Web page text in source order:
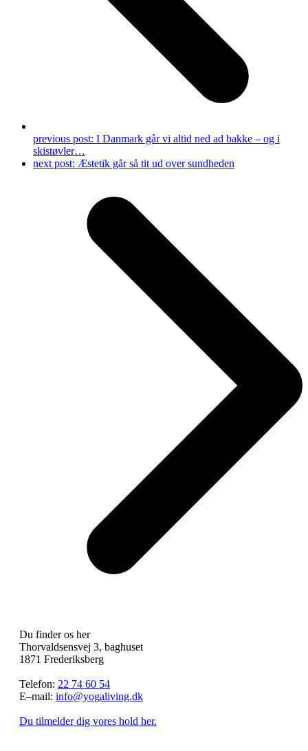
previous post: I Danmark går vi altid ned ad bakke – og i
skistøvler…
next post: Æstetik går så tit ud over sundheden
Du finder os her
Thorvaldsensvej 3, baghuset
1871 Frederiksberg
Telefon: 22 74 60 54
E–mail: info@yogaliving.dk
Du tilmelder dig vores hold her.